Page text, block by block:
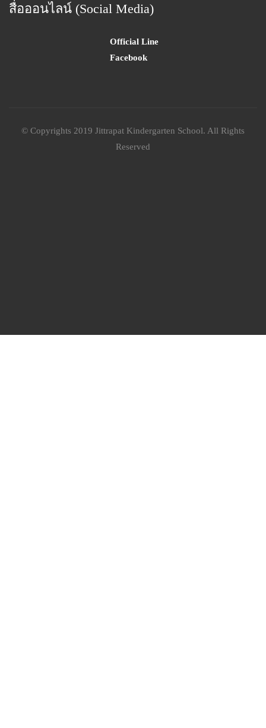
สื่อออนไลน์ (Social Media)
Official Line
Facebook
© Copyrights 2019 Jittrapat Kindergarten School. All Rights
Reserved